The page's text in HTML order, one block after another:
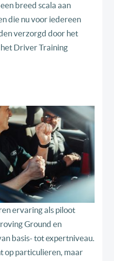
breed scala aan
die nu voor iedereen
verzorgd door het
het Driver Training
ervaring als piloot
Ground en
basis- tot expertniveau.
op particulieren, maar